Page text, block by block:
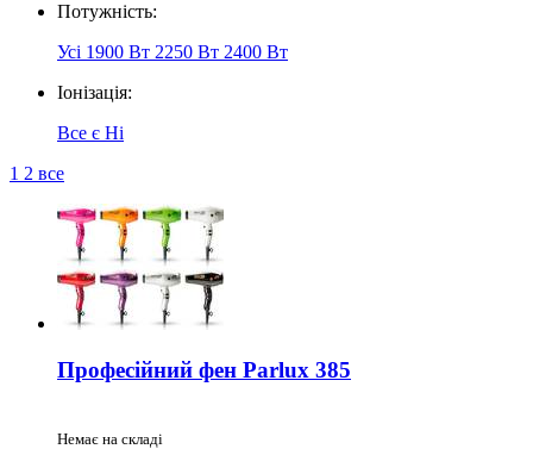
Потужність:
Усі 1900 Вт 2250 Вт 2400 Вт
Іонізація:
Все є Ні
1 2 все
Професійний фен Parlux 385
Немає на складі